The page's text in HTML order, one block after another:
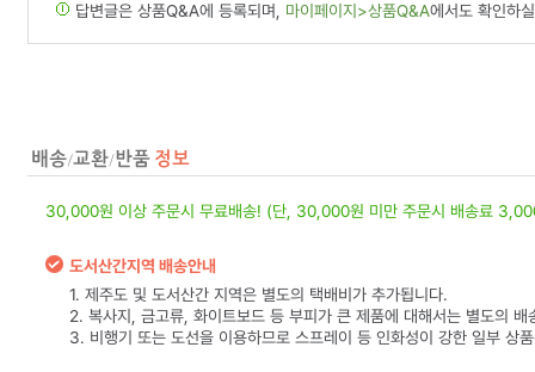
답변글은 상품Q&A에 등록되며, 마이페이지>상품Q&A에서도 확인하
30,000원 이상 주문시 무료배송! (단, 30,000원 미만 주문시 배송료
도서산간지역 배송안내
1. 제주도 및 도서산간 지역은 별도의 택배비가 추가됩니다.
2. 복사지, 금고류, 화이트보드 등 부피가 큰 제품에 대해서는 별도의
3. 비행기 또는 도선을 이용하므로 스프레이 등 인화성이 강한 일부 상